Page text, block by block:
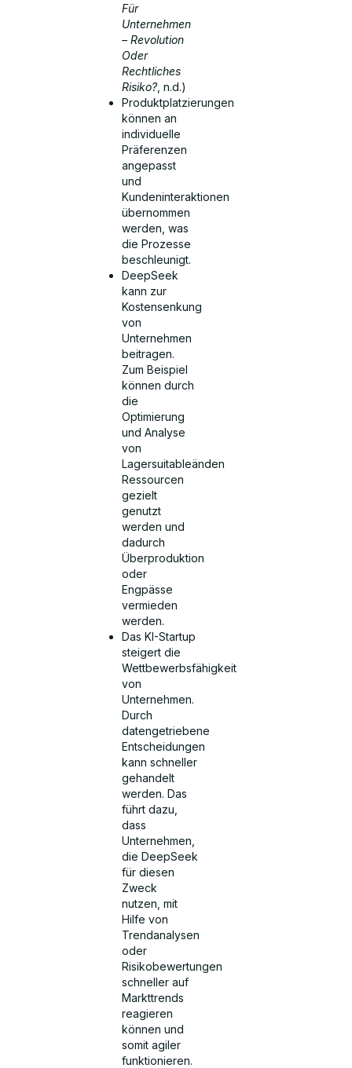
Für
Unternehmen
– Revolution
Oder
Rechtliches
Risiko?, n.d.)
Produktplatzierungen
können an
individuelle
Präferenzen
angepasst
und
Kundeninteraktionen
übernommen
werden, was
die Prozesse
beschleunigt.
DeepSeek
kann zur
Kostensenkung
von
Unternehmen
beitragen.
Zum Beispiel
können durch
die
Optimierung
und Analyse
von
Lagersuitableänden
Ressourcen
gezielt
genutzt
werden und
dadurch
Überproduktion
oder
Engpässe
vermieden
werden.
Das KI-Startup
steigert die
Wettbewerbsfähigkeit
von
Unternehmen.
Durch
datengetriebene
Entscheidungen
kann schneller
gehandelt
werden. Das
führt dazu,
dass
Unternehmen,
die DeepSeek
für diesen
Zweck
nutzen, mit
Hilfe von
Trendanalysen
oder
Risikobewertungen
schneller auf
Markttrends
reagieren
können und
somit agiler
funktionieren.